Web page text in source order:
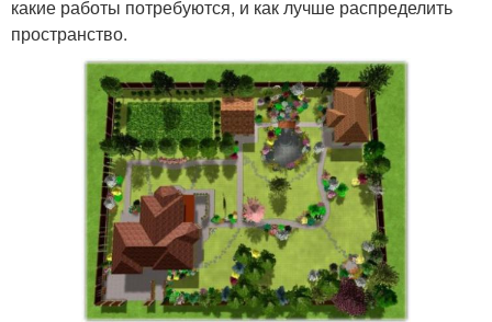
какие работы потребуются, и как лучше распределить
пространство.